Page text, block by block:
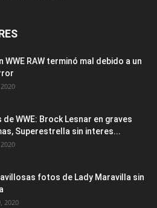
WWE RAW terminó mal debido a un
de WWE: Brock Lesnar en graves
Superestrella sin interes...
fotos de Lady Maravilla sin
2020